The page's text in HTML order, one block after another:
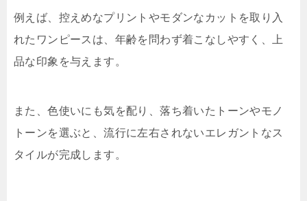
例えば、控えめなプリントやモダンなカットを取り入
れたワンピースは、年齢を問わず着こなしやすく、上
品な印象を与えます。
また、色使いにも気を配り、落ち着いたトーンやモノ
トーンを選ぶと、流行に左右されないエレガントなス
タイルが完成します。